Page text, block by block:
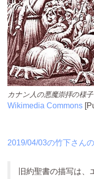
カナン人の悪魔崇拝の様子
Wikimedia Commons
2019/04/03の竹下さん
旧約聖書の描写は